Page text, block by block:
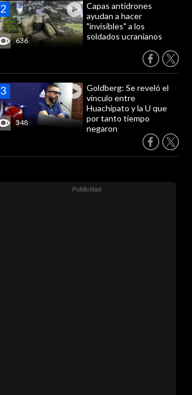
636
Capas antidrones
ayudan a hacer
"invisibles" a los
soldados ucranianos
348
Goldberg: Se reveló el
vínculo entre
Huachipato y la U que
por tanto tiempo
negaron